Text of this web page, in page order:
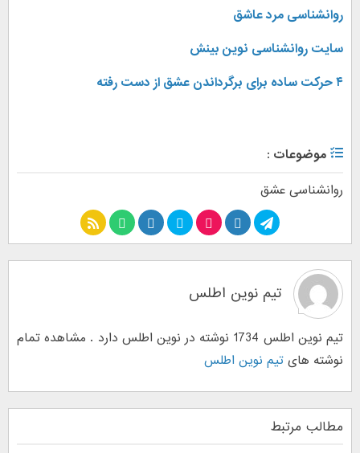
روانشناسی مرد عاشق
سایت روانشناسی نوین بینش
۴ حرکت ساده برای برگرداندن عشق از دست رفته
موضوعات :
روانشناسی عشق
تیم نوین اطلس
تیم نوین اطلس 1734 نوشته در نوین اطلس دارد . مشاهده تمام
نوشته های تیم نوین اطلس
مطالب مرتبط